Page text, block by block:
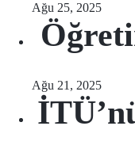
Ağu 25, 2025
Ağu 21, 2025